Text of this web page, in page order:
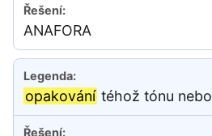
ANAFORA
opakování téhož tónu